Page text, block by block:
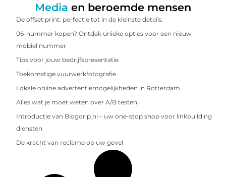
Media en beroemde mensen
De offset print: perfectie tot in de kleinste details
06-nummer kopen? Ontdek unieke opties voor een nieuw
mobiel nummer
Tips voor jouw bedrijfspresentatie
Toekomstige vuurwerkfotografie
Lokale online advertentiemogelijkheden in Rotterdam
Alles wat je moet weten over A/B testen
Introductie van Blogdrip.nl – uw one-stop shop voor linkbuilding
diensten
De kracht van reclame op uw gevel